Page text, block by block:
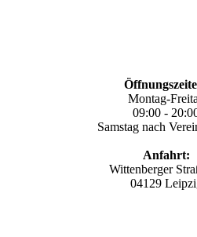
Montag-
09:00 -
Samstag nach
Anfahrt:
Wittenberger
04129